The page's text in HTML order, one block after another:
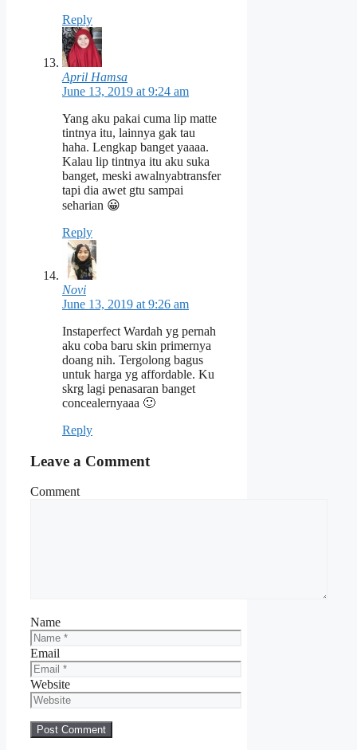
Reply
April Hamsa
June 13, 2019 at 9:24 am
Yang aku pakai cuma lip matte
tintnya itu, lainnya gak tau
haha. Lengkap banget yaaaa.
Kalau lip tintnya itu aku suka
banget, meski awalnyabtransfer
tapi dia awet gtu sampai
seharian 😀
Reply
Novi
June 13, 2019 at 9:26 am
Instaperfect Wardah yg pernah
aku coba baru skin primernya
doang nih. Tergolong bagus
untuk harga yg affordable. Ku
skrg lagi penasaran banget
concealernyaaa 🙂
Reply
Leave a Comment
Comment
Name
Email
Website